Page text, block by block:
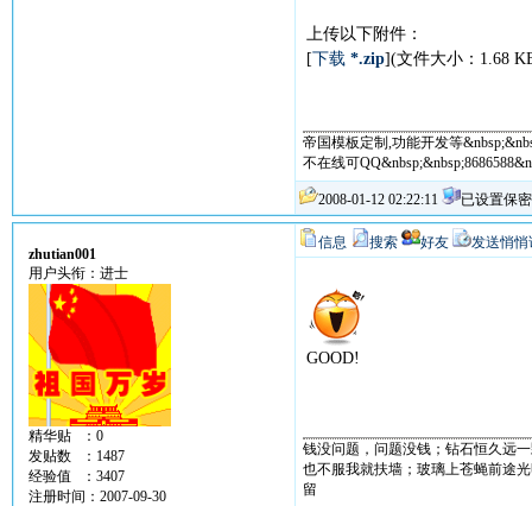
上传以下附件：
[下载 *.zip](文件大小：1.68
帝国模板定制,功能开发等
不在线可
2008-01-12 02:22:11 已设置保密
zhutian001
用户头衔：进士
精华贴 ：0
发贴数 ：1487
经验值 ：3407
注册时间：2007-09-30
信息 搜索 好友 发送悄悄
GOOD!
钱没问题，问题没钱；钻石恒久远
也不服我就扶墙；玻璃上苍蝇前途
留